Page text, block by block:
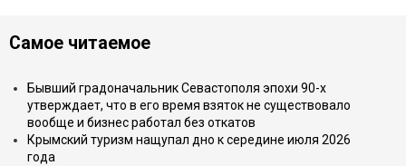
Самое читаемое
Бывший градоначальник Севастополя эпохи 90-х
утверждает, что в его время взяток не существовало
вообще и бизнес работал без откатов
Крымский туризм нащупал дно к середине июля 2026
года